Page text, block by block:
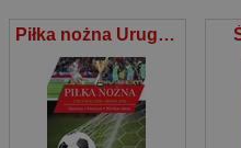
Piłka nożna Urugwaj 1930 - Rosja 2018